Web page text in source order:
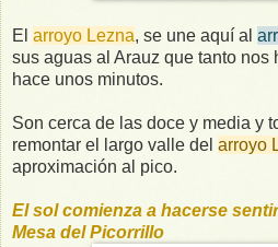
El arroyo Lezna, se une aquí al
sus aguas al Arauz que tanto nos
hace unos minutos.
Son cerca de las doce y media y
remontar el largo valle del arroyo
aproximación al pico.
El sol comienza a hacerse
Mesa del Picorrillo